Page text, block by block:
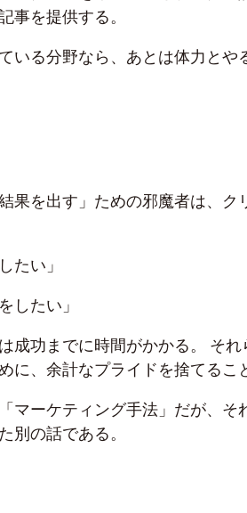
事を提供する。
いる分野なら、あとは体力とや
果を出す」ための邪魔者は、ク
たい」
したい」
成功までに時間がかかる。 そ
に、余計なプライドを捨てるこ
マーケティング手法」だが、そ
別の話である。